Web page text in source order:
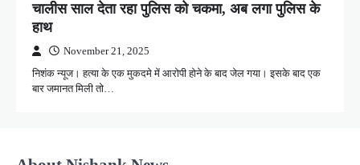
चालीस साल देता रहा पुलिस को चकमा, अब लगा पुलिस के
हाथ
November 21, 2025
निशंक न्यूज। हत्या के एक मुकदमे में आरोपी होने के बाद जेल गया। इसके बाद एक
बार जमानत मिली तो…